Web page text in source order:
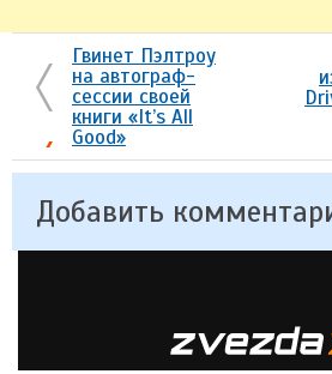
Гвинет Пэлтроу
на автограф-
сессии своей
книги «It’s All
Good»
Добавить